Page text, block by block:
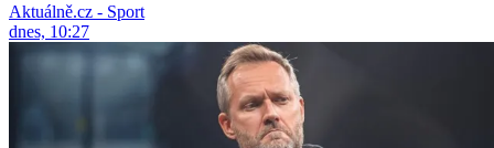
Aktuálně.cz - Sport
dnes, 10:27